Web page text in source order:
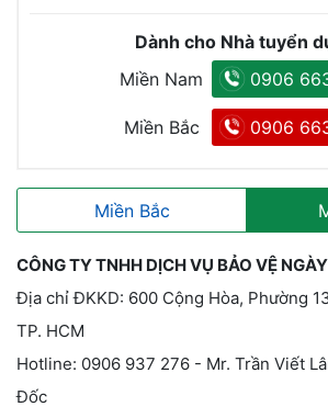
Dành cho Nhà tuyển
Miền Nam
0906
Miền Bắc 0906
Miền Bắc
CÔNG TY TNHH DỊCH VỤ BẢO VỆ
Địa chỉ ĐKKD: 600 Cộng Hòa, Phường
TP. HCM
Hotline: 0906 937 276 - Mr. Trần Viết
Đốc